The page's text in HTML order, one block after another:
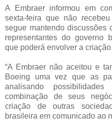
A Embraer informou em
sexta-feira que não
segue mantendo discussões
representantes do governo
que poderá envolver a
“A Embraer não aceitou e
Boeing uma vez que as
analisando
combinação de seus
criação de outras
brasileira em comunicado ao